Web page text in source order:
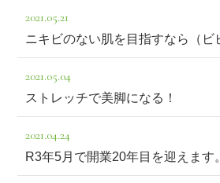
2021.05.21
ニキビのない肌を目指すなら（ビ
2021.05.04
ストレッチで美脚になる！
2021.04.24
R3年5月で開業20年目を迎えます。